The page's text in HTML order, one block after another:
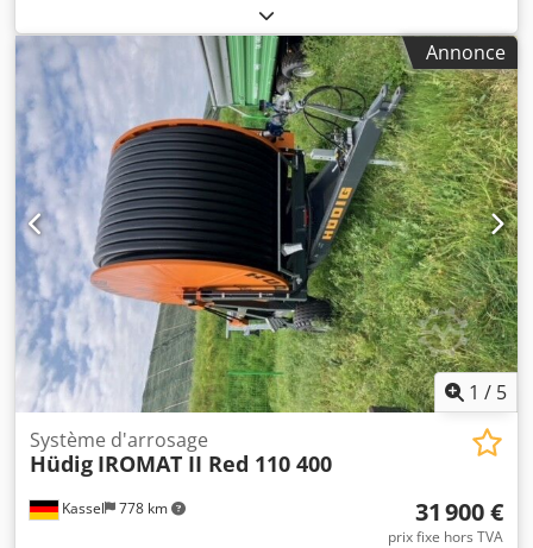
Annonce
1 / 5
Kassel 778 km
Système d'arrosage
Hüdig IROMAT II Red 110 400
31 900 €
prix fixe hors TVA